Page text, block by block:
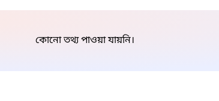
কোনো তথ্য পাওয়া যায়নি।